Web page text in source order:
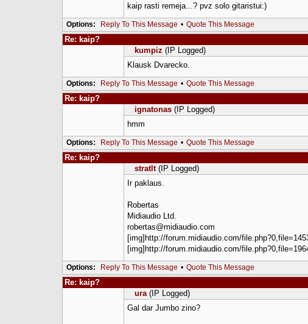
kaip rasti remeja...? pvz solo gitaristui:)
Options: Reply To This Message • Quote This Message
Re: kaip?
kumpiz (IP Logged)
Klausk Dvarecko.
Options: Reply To This Message • Quote This Message
Re: kaip?
ignatonas (IP Logged)
hmm
Options: Reply To This Message • Quote This Message
Re: kaip?
stratlt (IP Logged)
Ir paklaus.
Robertas
Midiaudio Ltd.
robertas@midiaudio.com
[img]http://forum.midiaudio.com/
[img]http://forum.midiaudio.com/
Options: Reply To This Message • Quote This Message
Re: kaip?
ura (IP Logged)
Gal dar Jumbo zino?